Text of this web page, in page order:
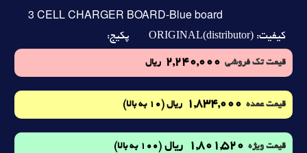
3 CELL CHARGER BOARD-Blue board
کیفیت: ORIGINAL(distributor) پکیج:
قیمت تک فروشی 2,240,000 ریال
قیمت عمده 1,834,000 ریال (10 به بالا)
قیمت ویژه 1,801,520 ریال (100 به بالا)